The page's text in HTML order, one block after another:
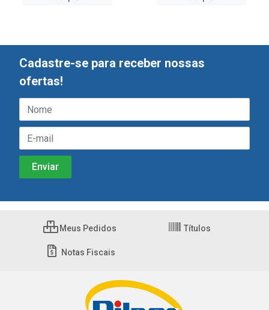
Cadastre-se para receber nossas
ofertas!
Meus Pedidos Títulos
Notas Fiscais